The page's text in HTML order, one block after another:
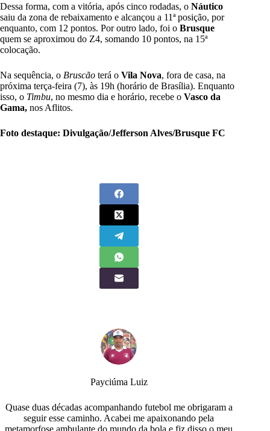
Dessa forma, com a vitória, após cinco rodadas, o Náutico
saiu da zona de rebaixamento e alcançou a 11ª posição, por
enquanto, com 12 pontos. Por outro lado, foi o Brusque
quem se aproximou do Z4, somando 10 pontos, na 15ª
colocação.
Na sequência, o Bruscão terá o Vila Nova, fora de casa, na
próxima terça-feira (7), às 19h (horário de Brasília). Enquanto
isso, o Timbu, no mesmo dia e horário, recebe o Vasco da
Gama, nos Aflitos.
Foto destaque: Divulgação/Jefferson Alves/Brusque FC
Payciúma Luiz
Quase duas décadas acompanhando futebol me obrigaram a
seguir esse caminho. Acabei me apaixonando pela
metamorfose ambulante do mundo da bola e fiz disso o meu